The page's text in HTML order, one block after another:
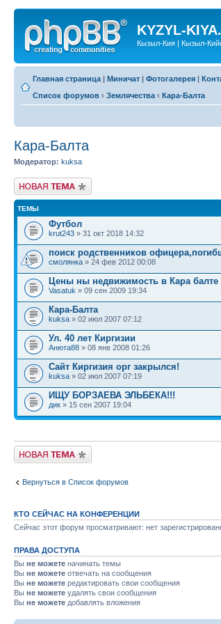
KYZYL-
Кызыл-Кия | Кызыл-
Главная страница | Миничат | Фотогалерея |
Список форумов ‹ Землячества ‹ Кара-Балта
Кара-Балта
Модератор: kuksa
Новая тема
ТЕМЫ
Футбол
krut243 » 31 окт 2018 14:32
поиск родственников
смолянка » 24 фев 2012 00:08
Цены ны недвижимость в Кара балте
Vasatuk » 09 сен 2009 19:34
Кара-Балта
kuksa » 02 июл 2007 07:12
Ул. 40 лет Киргизии
Анюта88 » 08 янв 2008 01:26
Сайт Киргизия орг закрылся!
kuksa » 02 июл 2007 07:19
ИЩУ БОРЗАЕВА ЭЛЬБЕКА!!!
дик » 15 сен 2007 19:04
Новая тема
Вернуться в Список форумов
КТО СЕЙЧАС НА КОНФЕРЕНЦИИ
Сейчас этот форум просматривают: нет
ПРАВА ДОСТУПА
Вы не можете начинать темы
Вы не можете отвечать на сообщения
Вы не можете редактировать свои сообщения
Вы не можете удалять свои сообщения
Вы не можете добавлять вложения